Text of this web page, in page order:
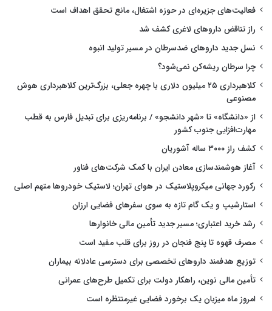
فعالیت‌های جزیره‌ای در حوزه اشتغال، مانع تحقق اهداف است
راز تناقض داروهای لاغری کشف شد
نسل جدید داروهای ضدسرطان در مسیر تولید انبوه
چرا سرطان ریشه‌کن نمی‌شود؟
کلاهبرداری ۲۵ میلیون دلاری با چهره جعلی، بزرگ‌ترین کلاهبرداری هوش
مصنوعی
از «دانشگاه» تا «شهر دانشجو» / برنامه‌ریزی برای تبدیل فارس به قطب
مهارت‌افزایی جنوب کشور
کشف راز ۳۰۰۰ ساله آشوریان
آغاز هوشمندسازی معادن ایران با کمک شرکت‌های فناور
رکورد جهانی میکروپلاستیک در هوای تهران؛ لاستیک خودروها متهم اصلی
استارشیپ و یک گام تازه به سوی سفرهای فضایی ارزان
رشد خرید اعتباری؛ مسیر جدید تأمین مالی خانوارها
مصرف قهوه تا پنج فنجان در روز برای قلب مفید است
توزیع هدفمند داروهای تخصصی برای دسترسی عادلانه بیماران
تأمین مالی نوین، راهکار دولت برای تکمیل طرح‌های عمرانی
امروز ماه میزبان یک برخورد فضایی غیرمنتظره است